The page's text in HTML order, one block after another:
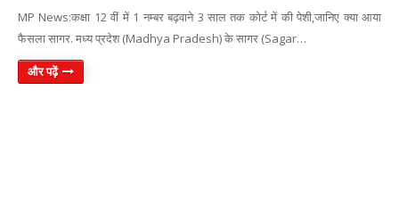
MP News:कक्षा 12 वीं में 1 नम्बर बढ़वाने 3 साल तक कोर्ट में की पेशी,जानिए क्या आया
फैसला सागर. मध्य प्रदेश (Madhya Pradesh) के सागर (Sagar…
और पढ़ें